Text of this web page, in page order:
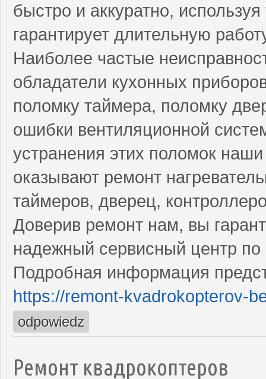
быстро и аккуратно,
гарантирует длительную
Наиболее частые
обладатели кухонных
поломку таймера, поломку
ошибки вентиляционной
устранения этих поломок
оказывают ремонт
таймеров, дверец,
Доверив ремонт нам, вы
надежный сервисный центр
Подробная информация
https://remont-kvadrokopterov-
odpowiedz
Ремонт квадрокоптеров